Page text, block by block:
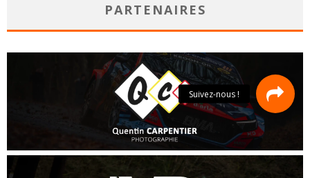
PARTENAIRES